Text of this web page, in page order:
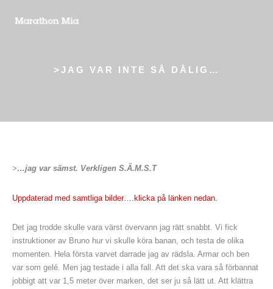
>JAG VAR INTE SÅ DÅLIG…
>…jag var sämst. Verkligen S.Ä.M.S.T
Uppdaterad med samtliga bilder….klicka på länken nedan.
Det jag trodde skulle vara värst övervann jag rätt snabbt. Vi fick
instruktioner av Bruno hur vi skulle köra banan, och testa de olika
momenten. Hela första varvet darrade jag av rädsla. Armar och ben
var som gelé. Men jag testade i alla fall. Att det ska vara så förbannat
jobbigt att var 1,5 meter över marken, det ser ju så lätt ut. Att klättra